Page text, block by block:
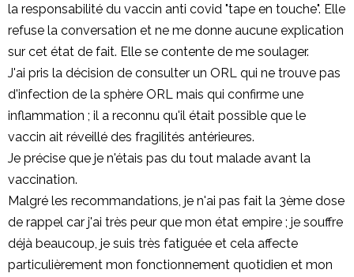
la responsabilité du vaccin anti covid "tape en touche". Elle
refuse la conversation et ne me donne aucune explication
sur cet état de fait. Elle se contente de me soulager.
J'ai pris la décision de consulter un ORL qui ne trouve pas
d'infection de la sphère ORL mais qui confirme une
inflammation ; il a reconnu qu'il était possible que le
vaccin ait réveillé des fragilités antérieures.
Je précise que je n'étais pas du tout malade avant la
vaccination.
Malgré les recommandations, je n'ai pas fait la 3ème dose
de rappel car j'ai très peur que mon état empire ; je souffre
déjà beaucoup, je suis très fatiguée et cela affecte
particulièrement mon fonctionnement quotidien et mon